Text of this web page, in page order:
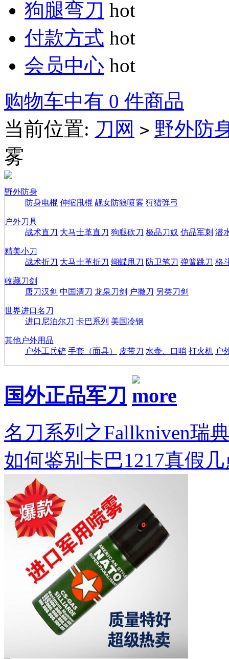
狗腿弯刀 hot
付款方式 hot
会员中心 hot
购物车中有 0 件商品
当前位置: 刀网 > 野外防
雾
野外防身
防身电棍 伸缩甩棍 靓女防狼喷雾 狩猎弹弓
户外刀具
战术直刀 大马士革直刀 狗腿砍刀 极品刀奴 仿品军刺 潜
精美小刀
战术折刀 大马士革折刀 蝴蝶甩刀 防卫笔刀 弹簧跳刀 格
收藏刀剑
唐刀汉剑 中国清刀 龙泉刀剑 户撒刀 另类刀剑
世界进口名刀
进口尼泊尔刀 卡巴系列 美国冷钢
其他户外用品
户外工兵铲 手套（面具） 皮带刀 水壶、口哨 打火机 户
国外正品军刀
名刀系列之Fallkniven瑞
如何鉴别卡巴1217真假